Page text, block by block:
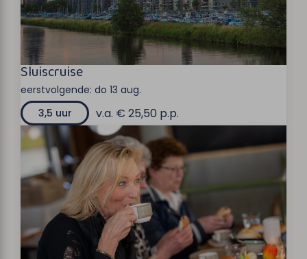
Sluiscruise
eerstvolgende: do 13 aug.
3,5 uur
v.a. € 25,50 p.p.